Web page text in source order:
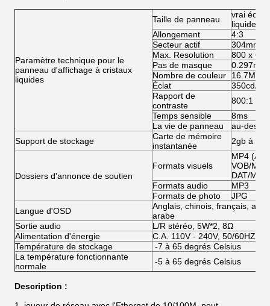
Paramètre technique pour le
panneau d'affichage à cristaux
liquides
Taille de panneau
vrai
liquides
Allongement
4:3
Secteur actif
304mm
Max. Resolution
800 x 600
Pas de masque
0.297mm
Nombre de couleur
16.7M
Éclat
350cd/m2
Rapport de
contraste
800:1
Temps sensible
8ms
La vie de panneau
au-
Support de stockage
Carte de mémoire
instantanée
2gb à
Dossiers d'annonce de soutien
Formats visuels
MP4
VOB/
DAT/
Formats audio
MP3
Formats de photo
JPG
Langue d'OSD
Anglais, chinois, français,
arabe
Sortie audio
L/R stéréo, 5W*2, 8Ω
Alimentation d'énergie
C.A. 110V - 240V, 50/60HZ
Température de stockage
-7 à 65 degrés Celsius
La température fonctionnante
normale
-5 à 65 degrés Celsius
Description :